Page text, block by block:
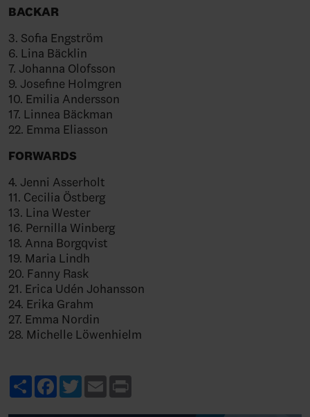
BACKAR
3. Sofia Engström
6. Lina Bäcklin
7. Johanna Olofsson
9. Josefine Holmgren
10. Emilia Andersson
17. Linnea Bäckman
22. Emma Eliasson
FORWARDS
4. Jenni Asserholt
11. Cecilia Östberg
13. Lina Wester
16. Pernilla Winberg
18. Anna Borgqvist
19. Maria Lindh
20. Fanny Rask
21. Erica Udén Johansson
24. Erika Grahm
27. Emma Nordin
28. Michelle Löwenhielm
ShareFacebook
TwitterEmail